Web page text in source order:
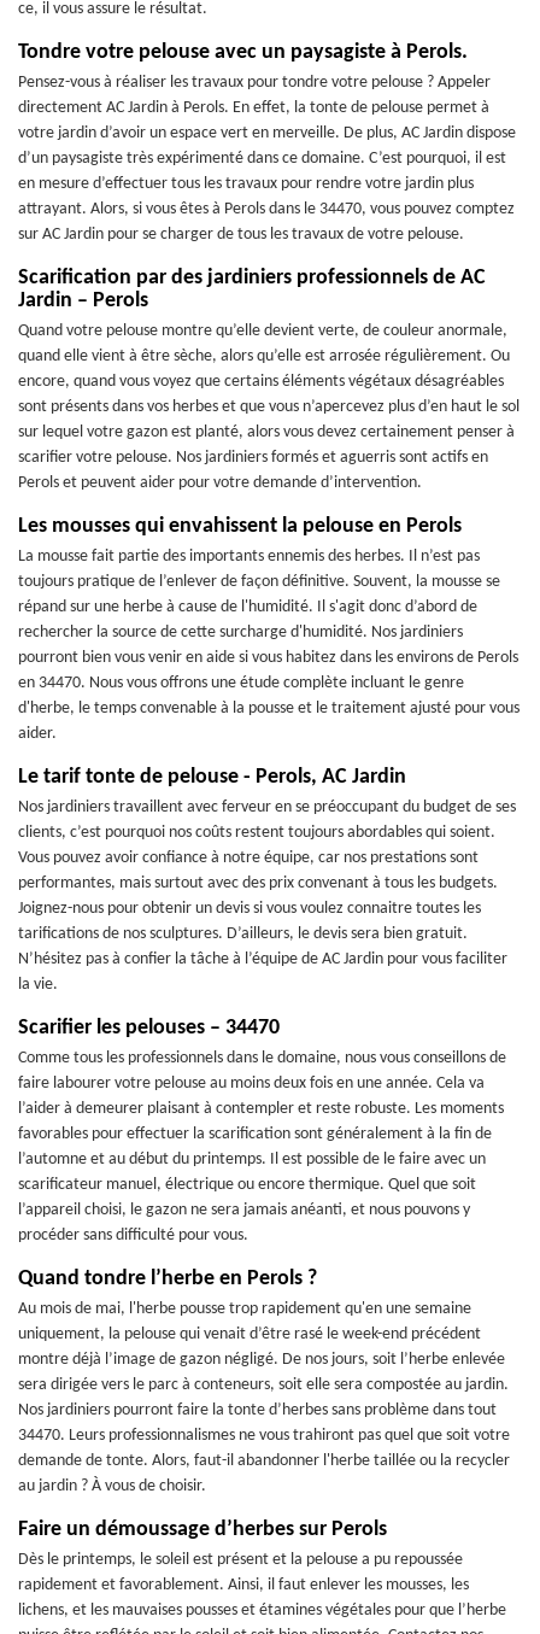
ce, il vous assure le résultat.
Tondre votre pelouse avec un paysagiste à Perols.
Pensez-vous à réaliser les travaux pour tondre votre pelouse ? Appeler
directement AC Jardin à Perols. En effet, la tonte de pelouse permet à
votre jardin d’avoir un espace vert en merveille. De plus, AC Jardin dispose
d’un paysagiste très expérimenté dans ce domaine. C’est pourquoi, il est
en mesure d’effectuer tous les travaux pour rendre votre jardin plus
attrayant. Alors, si vous êtes à Perols dans le 34470, vous pouvez comptez
sur AC Jardin pour se charger de tous les travaux de votre pelouse.
Scarification par des jardiniers professionnels de AC
Jardin – Perols
Quand votre pelouse montre qu’elle devient verte, de couleur anormale,
quand elle vient à être sèche, alors qu’elle est arrosée régulièrement. Ou
encore, quand vous voyez que certains éléments végétaux désagréables
sont présents dans vos herbes et que vous n’apercevez plus d’en haut le sol
sur lequel votre gazon est planté, alors vous devez certainement penser à
scarifier votre pelouse. Nos jardiniers formés et aguerris sont actifs en
Perols et peuvent aider pour votre demande d’intervention.
Les mousses qui envahissent la pelouse en Perols
La mousse fait partie des importants ennemis des herbes. Il n’est pas
toujours pratique de l’enlever de façon définitive. Souvent, la mousse se
répand sur une herbe à cause de l'humidité. Il s'agit donc d’abord de
rechercher la source de cette surcharge d'humidité. Nos jardiniers
pourront bien vous venir en aide si vous habitez dans les environs de Perols
en 34470. Nous vous offrons une étude complète incluant le genre
d'herbe, le temps convenable à la pousse et le traitement ajusté pour vous
aider.
Le tarif tonte de pelouse - Perols, AC Jardin
Nos jardiniers travaillent avec ferveur en se préoccupant du budget de ses
clients, c’est pourquoi nos coûts restent toujours abordables qui soient.
Vous pouvez avoir confiance à notre équipe, car nos prestations sont
performantes, mais surtout avec des prix convenant à tous les budgets.
Joignez-nous pour obtenir un devis si vous voulez connaitre toutes les
tarifications de nos sculptures. D’ailleurs, le devis sera bien gratuit.
N’hésitez pas à confier la tâche à l’équipe de AC Jardin pour vous faciliter
la vie.
Scarifier les pelouses – 34470
Comme tous les professionnels dans le domaine, nous vous conseillons de
faire labourer votre pelouse au moins deux fois en une année. Cela va
l’aider à demeurer plaisant à contempler et reste robuste. Les moments
favorables pour effectuer la scarification sont généralement à la fin de
l’automne et au début du printemps. Il est possible de le faire avec un
scarificateur manuel, électrique ou encore thermique. Quel que soit
l’appareil choisi, le gazon ne sera jamais anéanti, et nous pouvons y
procéder sans difficulté pour vous.
Quand tondre l’herbe en Perols ?
Au mois de mai, l'herbe pousse trop rapidement qu'en une semaine
uniquement, la pelouse qui venait d’être rasé le week-end précédent
montre déjà l’image de gazon négligé. De nos jours, soit l’herbe enlevée
sera dirigée vers le parc à conteneurs, soit elle sera compostée au jardin.
Nos jardiniers pourront faire la tonte d’herbes sans problème dans tout
34470. Leurs professionnalismes ne vous trahiront pas quel que soit votre
demande de tonte. Alors, faut-il abandonner l'herbe taillée ou la recycler
au jardin ? À vous de choisir.
Faire un démoussage d’herbes sur Perols
Dès le printemps, le soleil est présent et la pelouse a pu repoussée
rapidement et favorablement. Ainsi, il faut enlever les mousses, les
lichens, et les mauvaises pousses et étamines végétales pour que l’herbe